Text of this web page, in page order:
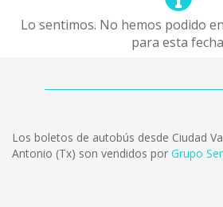
Lo sentimos. No hemos podido
para esta
Los boletos de autobús desde Ciudad
Antonio (Tx) son vendidos por Grupo